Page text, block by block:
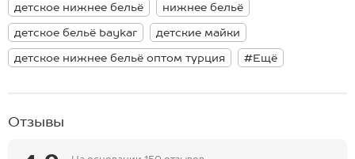
детское нижнее бельё
нижнее бельё
детское бельё baykar
детские майки
детское нижнее бельё оптом турция
#Ещё
Отзывы